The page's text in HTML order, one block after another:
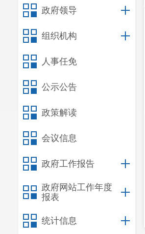
政府领导
组织机构
人事任免
公示公告
政策解读
会议信息
政府工作报告
政府网站工作年度
报表
统计信息